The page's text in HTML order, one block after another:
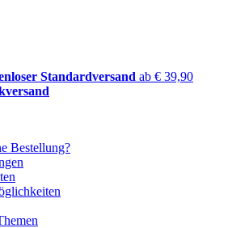
Standardversand ab € 39,90
Bestellung?